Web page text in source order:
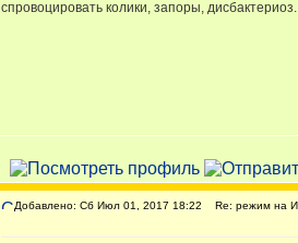
спровоцировать колики, запоры,
Добавлено: Сб Июл 01, 2017 18:22 Re: режим на